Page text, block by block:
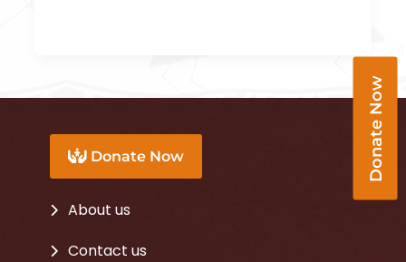
Donate Now
About us
Contact us
Donate Now